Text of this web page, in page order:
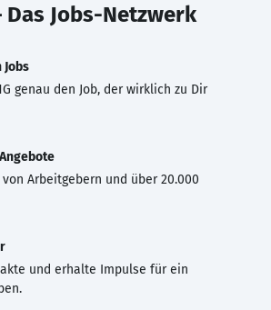
Das Jobs-Netzwerk
genau den Job, der wirklich zu Dir
Arbeitgebern und über 20.000
und erhalte Impulse für ein